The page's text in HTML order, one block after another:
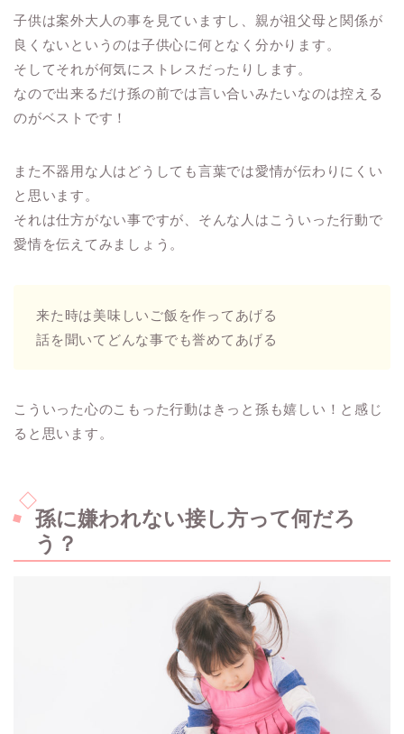
子供は案外大人の事を見ていますし、親が祖父母と関係が
良くないというのは子供心に何となく分かります。
そしてそれが何気にストレスだったりします。
なので出来るだけ孫の前では言い合いみたいなのは控える
のがベストです！
また不器用な人はどうしても言葉では愛情が伝わりにくい
と思います。
それは仕方がない事ですが、そんな人はこういった行動で
愛情を伝えてみましょう。
来た時は美味しいご飯を作ってあげる
話を聞いてどんな事でも誉めてあげる
こういった心のこもった行動はきっと孫も嬉しい！と感じ
ると思います。
孫に嫌われない接し方って何だろ
う？